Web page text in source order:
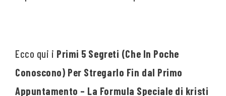
Ecco qui i Primi 5 Segreti (Che In Poche
Conoscono) Per Stregarlo Fin dal Primo
Appuntamento – La Formula Speciale di kristi